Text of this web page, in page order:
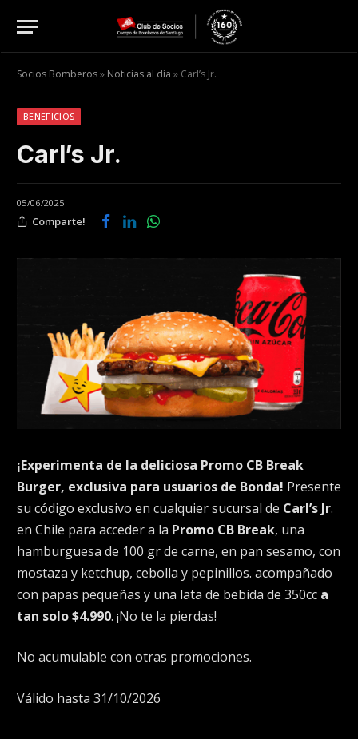
Socios Bomberos» Noticias al día » Carl’s Jr.
BENEFICIOS
Carl’s Jr.
05/06/2025
Comparte!
¡Experimenta de la deliciosa Promo CB Break
Burger, exclusiva para usuarios de Bonda! Presente
su código exclusivo en cualquier sucursal de Carl’s Jr.
en Chile para acceder a la Promo CB Break, una
hamburguesa de 100 gr de carne, en pan sesamo, con
mostaza y ketchup, cebolla y pepinillos. acompañado
con papas pequeñas y una lata de bebida de 350cc a
tan solo $4.990. ¡No te la pierdas!
No acumulable con otras promociones.
Válido hasta 31/10/2026